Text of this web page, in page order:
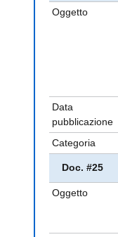
Oggetto
Data
pubblicazione
Categoria
Doc. #25
Oggetto